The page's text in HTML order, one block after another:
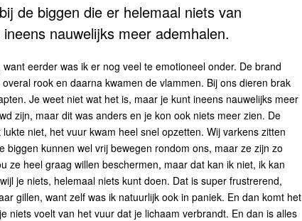
de biggen die er helemaal niets van
nauwelijks meer ademhalen.
eerder was ik er nog veel te emotioneel onder. De brand
rook en daarna kwamen de vlammen. Bij ons dieren brak
Je weet niet wat het is, maar je kunt ineens nauwelijks meer
zijn, maar dit was anders en je kon ook niets meer zien. De
niet, het vuur kwam heel snel opzetten. Wij varkens zitten
kunnen wel vrij bewegen rondom ons, maar ze zijn zo
ze heel graag willen beschermen, maar dat kan ik niet, ik kan
je niets, helemaal niets kunt doen. Dat is super frustrerend,
gillen, want zelf was ik natuurlijk ook in paniek. En dan komt het
niets voelt van het vuur dat je lichaam verbrandt. En dan is alles